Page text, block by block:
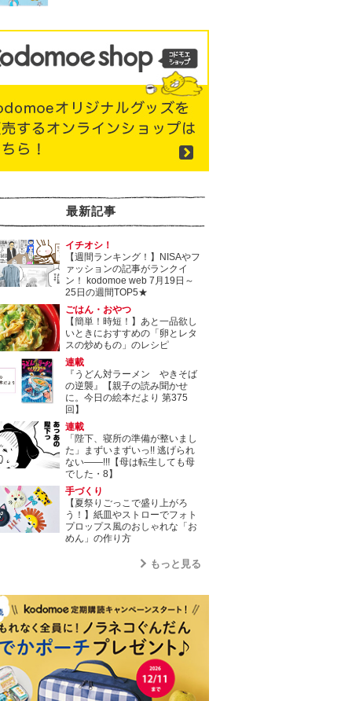
最新記事
イチオシ！
【週間ランキング！】NISAやフ
ァッションの記事がランクイ
ン！ kodomoe web 7月19日～
25日の週間TOP5★
ごはん・おやつ
【簡単！時短！】あと一品欲し
いときにおすすめの「卵とレタ
スの炒めもの」のレシピ
連載
『うどん対ラーメン やきそば
の逆襲』【親子の読み聞かせ
に。今日の絵本だより 第375
回】
連載
「陛下、寝所の準備が整いまし
た」まずいまずいっ!! 逃げられ
ない――!!!【母は転生しても母
でした・8】
手づくり
【夏祭りごっこで盛り上がろ
う！】紙皿やストローでフォト
プロップス風のおしゃれな「お
めん」の作り方
もっと見る